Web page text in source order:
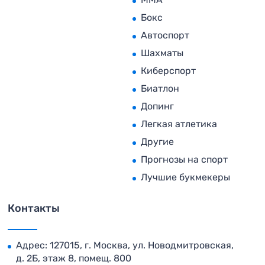
Бокс
Автоспорт
Шахматы
Киберспорт
Биатлон
Допинг
Легкая атлетика
Другие
Прогнозы на спорт
Лучшие букмекеры
Контакты
Адрес: 127015, г. Москва, ул. Новодмитровская,
д. 2Б, этаж 8, помещ. 800